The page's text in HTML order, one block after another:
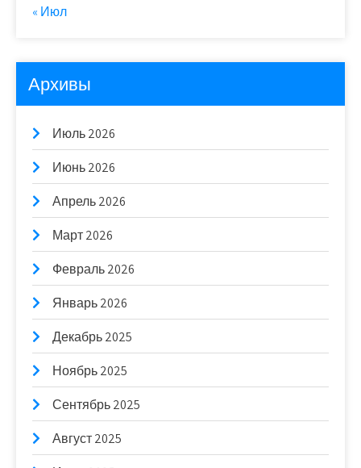
« Июл
Архивы
Июль 2026
Июнь 2026
Апрель 2026
Март 2026
Февраль 2026
Январь 2026
Декабрь 2025
Ноябрь 2025
Сентябрь 2025
Август 2025